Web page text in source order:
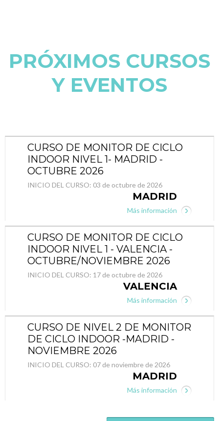
PRÓXIMOS CURSOS
Y EVENTOS
CURSO DE MONITOR DE CICLO
INDOOR NIVEL 1- MADRID -
OCTUBRE 2026
INICIO DEL CURSO: 03 de octubre de 2026
MADRID
Más información
CURSO DE MONITOR DE CICLO
INDOOR NIVEL 1 - VALENCIA -
OCTUBRE/NOVIEMBRE 2026
INICIO DEL CURSO: 17 de octubre de 2026
VALENCIA
Más información
CURSO DE NIVEL 2 DE MONITOR
DE CICLO INDOOR -MADRID -
NOVIEMBRE 2026
INICIO DEL CURSO: 07 de noviembre de 2026
MADRID
Más información